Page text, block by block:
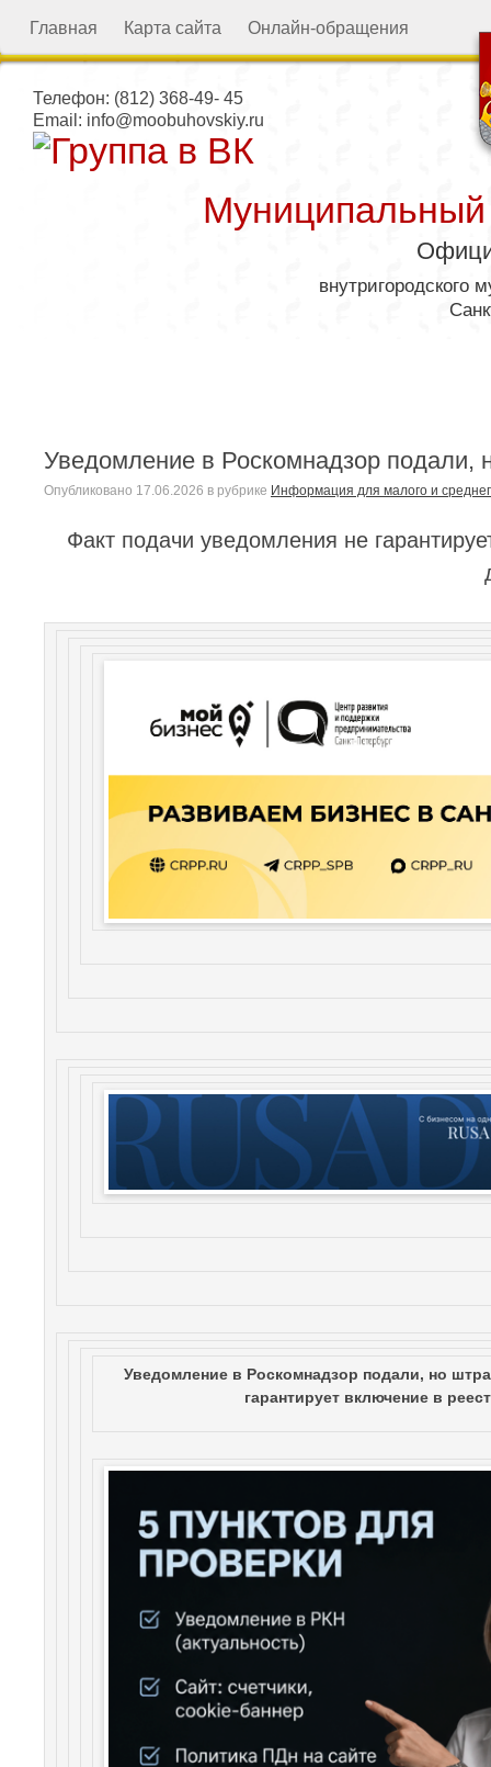
Главная Карта сайта Онлайн-обращения
Телефон: (812) 368-49- 45
Email: info@moobuhovskiy.ru
внутригородского
Уведомление в Роскомнадзор
Опубликовано 17.06.2026 в рубрике Информация для малого и
Факт подачи уведомления не
Уведомление в Роскомнадзор подали, но
гарантирует включение в